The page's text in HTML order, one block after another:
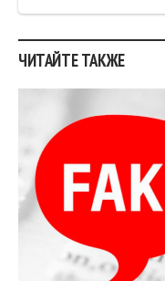
ЧИТАЙТЕ ТАКЖЕ